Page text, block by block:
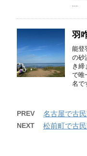
...
羽
能登
の砂
き締
で唯
名で
PREV 名古屋で古
NEXT 松前町で古